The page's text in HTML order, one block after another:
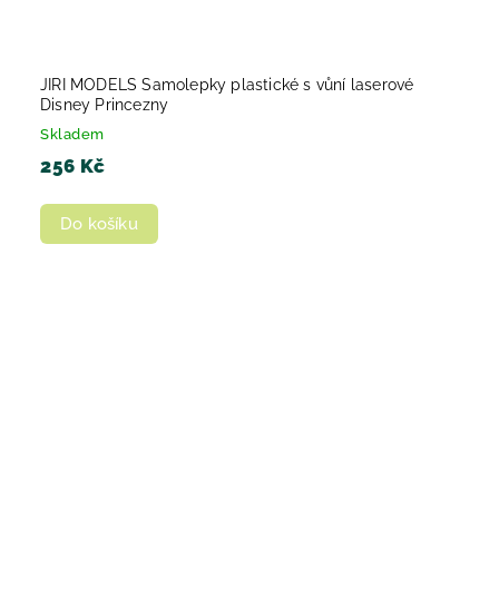
JIRI MODELS Samolepky plastické s vůní laserové
Disney Princezny
Skladem
256 Kč
Do košíku